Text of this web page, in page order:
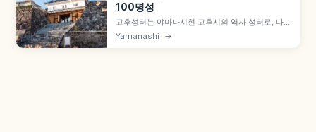
100명성
고후성터는 야마나시현 고후시의 역사 성터로, 다케
다 멸망 이후 도요토미 히데요시 명령으로 16세기
Yamanashi →